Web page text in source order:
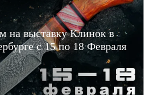
на выставку Клинок в
с 15 по 18 Февраля